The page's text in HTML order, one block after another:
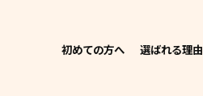
初めての方へ 選ばれる理由